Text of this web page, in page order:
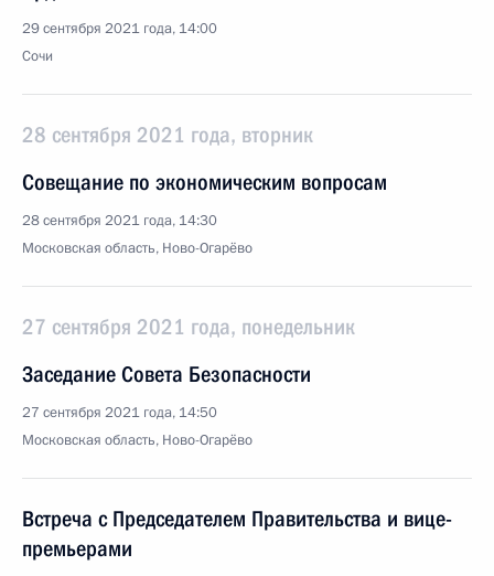
29 сентября 2021 года, 14:00
Сочи
28 сентября 2021 года, вторник
Совещание по экономическим вопросам
28 сентября 2021 года, 14:30
Московская область, Ново-Огарёво
27 сентября 2021 года, понедельник
Заседание Совета Безопасности
27 сентября 2021 года, 14:50
Московская область, Ново-Огарёво
Встреча с Председателем Правительства и вице-
премьерами